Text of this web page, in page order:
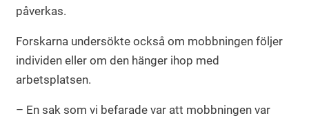
påverkas.
Forskarna undersökte också om mobbningen följer
individen eller om den hänger ihop med
arbetsplatsen.
– En sak som vi befarade var att mobbningen var